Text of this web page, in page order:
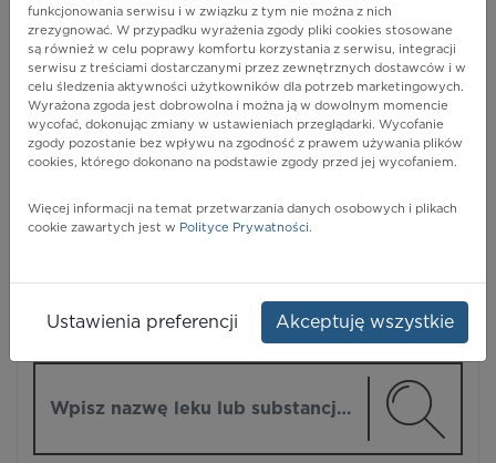
POKAŻ FILTRY
Pharmindex
funkcjonowania serwisu i w związku z tym nie można z nich
zrezygnować. W przypadku wyrażenia zgody pliki cookies stosowane
są również w celu poprawy komfortu korzystania z serwisu, integracji
serwisu z treściami dostarczanymi przez zewnętrznych dostawców i w
celu śledzenia aktywności użytkowników dla potrzeb marketingowych.
Wyrażona zgoda jest dobrowolna i można ją w dowolnym momencie
wycofać, dokonując zmiany w ustawieniach przeglądarki. Wycofanie
zgody pozostanie bez wpływu na zgodność z prawem używania plików
cookies, którego dokonano na podstawie zgody przed jej wycofaniem.
Więcej informacji na temat przetwarzania danych osobowych i plikach
cookie zawartych jest w Polityce Prywatności.
Ustawienia preferencji Akceptuję wszystkie